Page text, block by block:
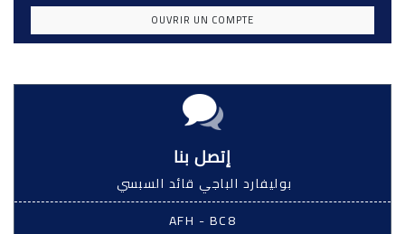
OUVRIR UN COMPTE
إتصل بنا
بوليفارد الباجي قائد السبسي
AFH - BC8